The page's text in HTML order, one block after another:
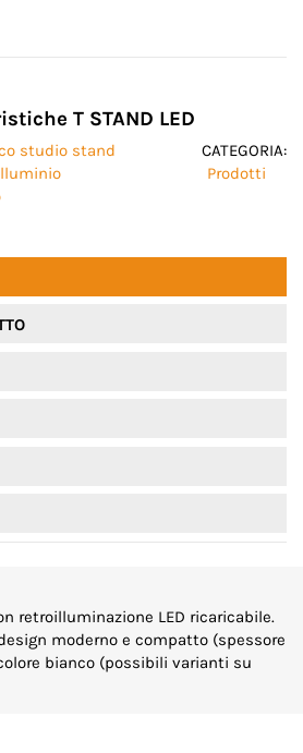
T STAND LED
studio stand
CATEGORIA:
Prodotti
retroilluminazione LED ricaricabile.
moderno e compatto (spessore
bianco (possibili varianti su